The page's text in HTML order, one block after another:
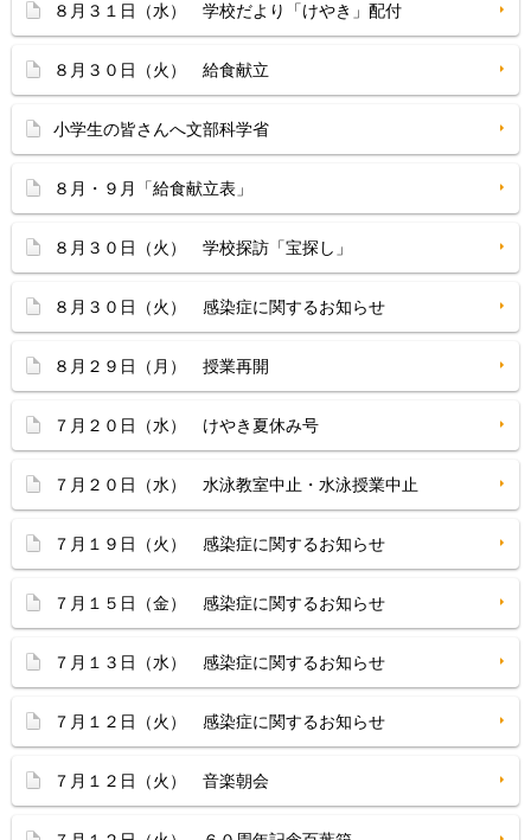
８月３１日（水） 学校だより「けやき」配付
８月３０日（火） 給食献立
小学生の皆さんへ文部科学省
８月・９月「給食献立表」
８月３０日（火） 学校探訪「宝探し」
８月３０日（火） 感染症に関するお知らせ
８月２９日（月） 授業再開
７月２０日（水） けやき夏休み号
７月２０日（水） 水泳教室中止・水泳授業中止
７月１９日（火） 感染症に関するお知らせ
７月１５日（金） 感染症に関するお知らせ
７月１３日（水） 感染症に関するお知らせ
７月１２日（火） 感染症に関するお知らせ
７月１２日（火） 音楽朝会